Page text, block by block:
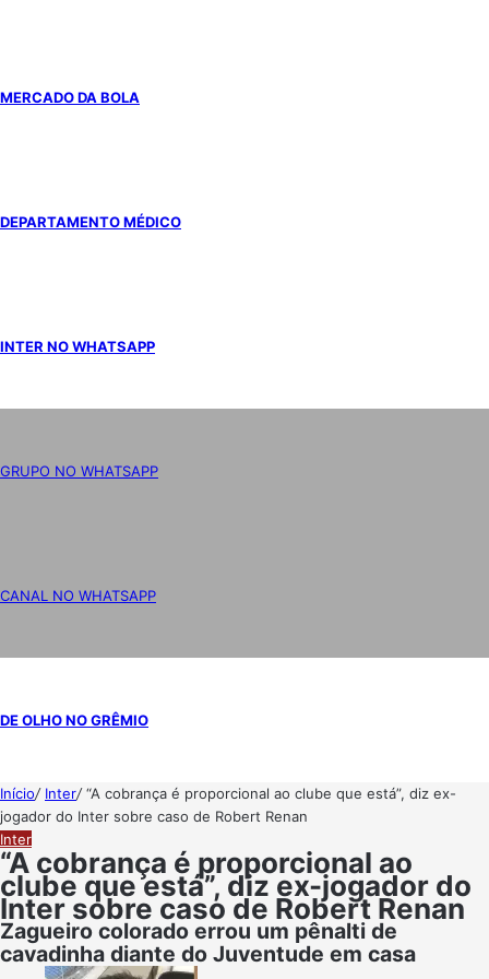
MERCADO DA BOLA
DEPARTAMENTO MÉDICO
INTER NO WHATSAPP
GRUPO NO WHATSAPP
CANAL NO WHATSAPP
DE OLHO NO GRÊMIO
Início/ Inter/“A cobrança é proporcional ao clube que está”, diz ex-
jogador do Inter sobre caso de Robert Renan
Inter
“A cobrança é proporcional ao
clube que está”, diz ex-jogador do
Inter sobre caso de Robert Renan
Zagueiro colorado errou um pênalti de
cavadinha diante do Juventude em casa